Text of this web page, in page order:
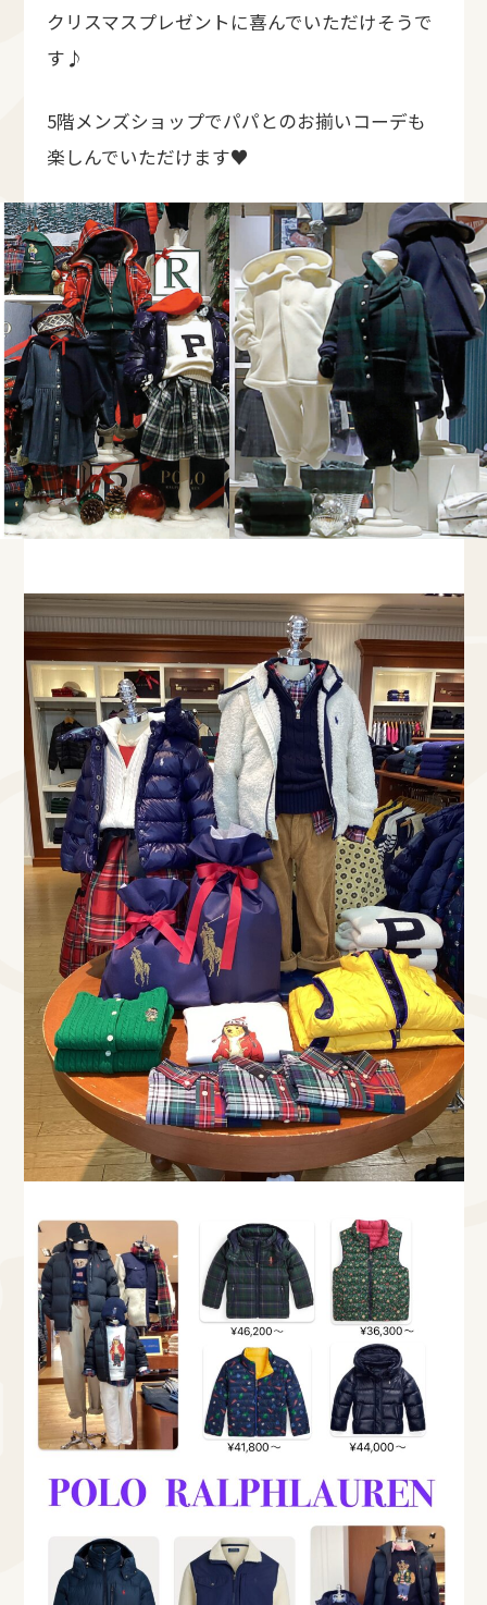
クリスマスプレゼントに喜んでいただけそうで
す♪
5階メンズショップでパパとのお揃いコーデも
楽しんでいただけます♥